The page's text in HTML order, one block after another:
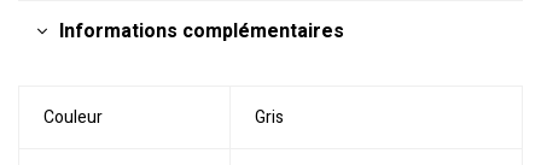
Informations complémentaires
Couleur Gris